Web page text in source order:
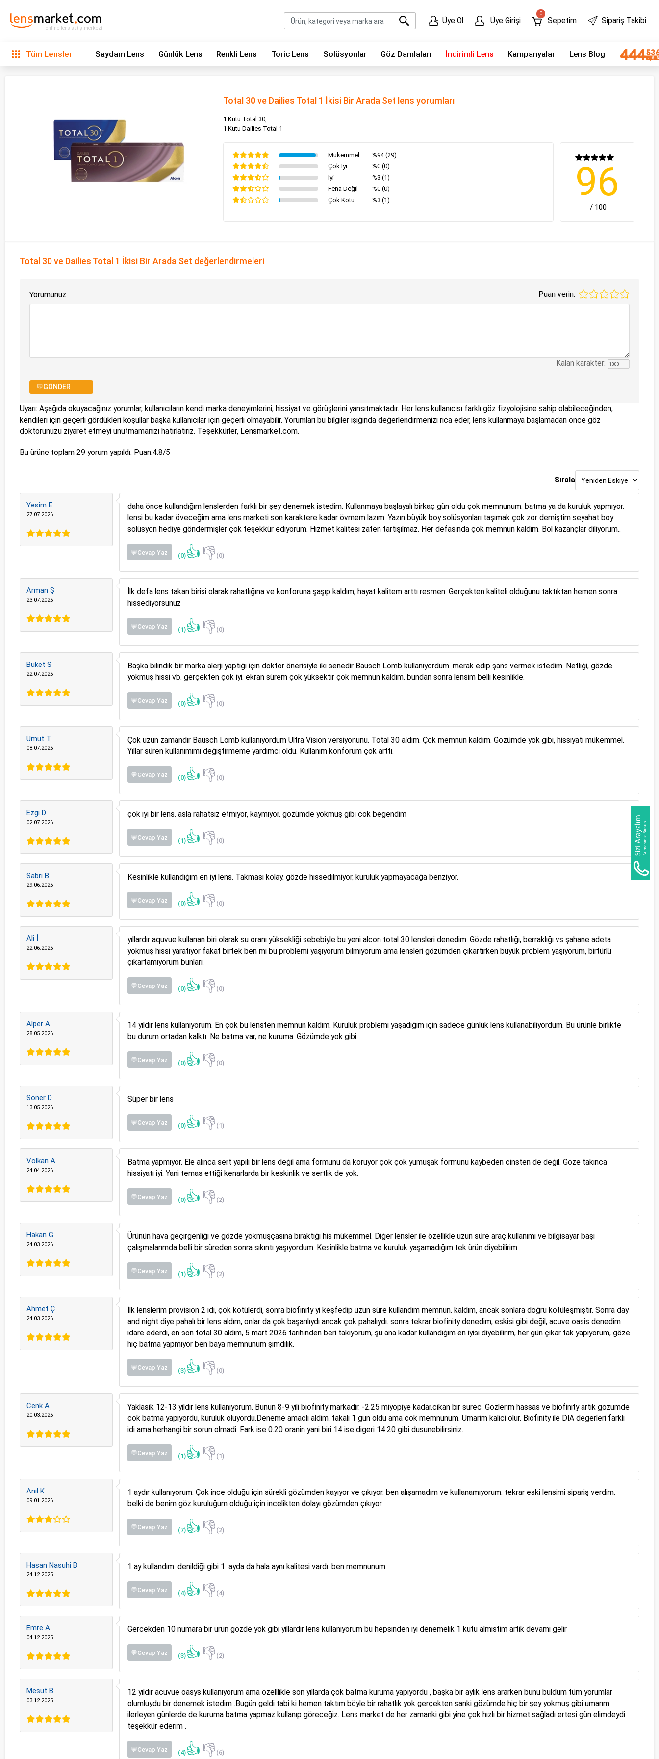
online lens satış merkezi
Üye Ol Üye Girişi
0
Sepetim Sipariş Takibi
Tüm Lensler Saydam Lens Günlük Lens Renkli Lens Toric Lens Solüsyonlar Göz Damlaları İndirimli Lens Kampanyalar Lens Blog
Total 30 ve Dailies Total 1 İkisi Bir Arada Set lens yorumları
1 Kutu Total 30,
1 Kutu Dailies Total 1
Mükemmel
%94 (29)
Çok İyi
%0 (0)
İyi
%3 (1)
Fena Değil
%0 (0)
Çok Kötü
%3 (1) 96
/ 100
Total 30 ve Dailies Total 1 İkisi Bir Arada Set değerlendirmeleri
Yorumunuz Puan verin:
Kalan karakter:
💬GÖNDER
Uyarı: Aşağıda okuyacağınız yorumlar, kullanıcıların kendi marka deneyimlerini, hissiyat ve görüşlerini yansıtmaktadır. Her lens kullanıcısı farklı göz fizyolojisine sahip olabileceğinden,
kendileri için geçerli gördükleri koşullar başka kullanıcılar için geçerli olmayabilir. Yorumları bu bilgiler ışığında değerlendirmenizi rica eder, lens kullanmaya başlamadan önce göz
doktorunuzu ziyaret etmeyi unutmamanızı hatırlatırız. Teşekkürler, Lensmarket.com.
Bu ürüne toplam 29 yorum yapıldı. Puan:4.8/5
Sırala
Yesim E
27.07.2026
daha önce kullandığım lenslerden farklı bir şey denemek istedim. Kullanmaya başlayalı birkaç gün oldu çok memnunum. batma ya da kuruluk yapmıyor.
lensi bu kadar öveceğim ama lens marketi son karaktere kadar övmem lazım. Yazın büyük boy solüsyonları taşımak çok zor demiştim seyahat boy
solüsyon hediye göndermişler çok teşekkür ediyorum. Hizmet kalitesi zaten tartışılmaz. Her defasında çok memnun kaldım. Bol kazançlar diliyorum..
💬Cevap Yaz (0)👍👎 (0)
Arman Ş
23.07.2026
İlk defa lens takan birisi olarak rahatlığına ve konforuna şaşıp kaldım, hayat kalitem arttı resmen. Gerçekten kaliteli olduğunu taktıktan hemen sonra
hissediyorsunuz
💬Cevap Yaz (1)👍👎 (0)
Buket S
22.07.2026
Başka bilindik bir marka alerji yaptığı için doktor önerisiyle iki senedir Bausch Lomb kullanıyordum. merak edip şans vermek istedim. Netliği, gözde
yokmuş hissi vb. gerçekten çok iyi. ekran sürem çok yüksektir çok memnun kaldım. bundan sonra lensim belli kesinlikle.
💬Cevap Yaz (0)👍👎 (0)
Umut T
08.07.2026
Çok uzun zamandır Bausch Lomb kullanıyordum Ultra Vision versiyonunu. Total 30 aldım. Çok memnun kaldım. Gözümde yok gibi, hissiyatı mükemmel.
Yıllar süren kullanımımı değiştirmeme yardımcı oldu. Kullanım konforum çok arttı.
💬Cevap Yaz (0)👍👎 (0)
Ezgi D
02.07.2026
çok iyi bir lens. asla rahatsız etmiyor, kaymıyor. gözümde yokmuş gibi cok begendim
💬Cevap Yaz (1)👍👎 (0)
Sabri B
29.06.2026
Kesinlikle kullandığım en iyi lens. Takması kolay, gözde hissedilmiyor, kuruluk yapmayacağa benziyor.
💬Cevap Yaz (0)👍👎 (0)
Ali İ
22.06.2026
yıllardır aquvue kullanan biri olarak su oranı yüksekliği sebebiyle bu yeni alcon total 30 lensleri denedim. Gözde rahatlığı, berraklığı vs şahane adeta
yokmuş hissi yaratıyor fakat birtek ben mi bu problemi yaşıyorum bilmiyorum ama lensleri gözümden çıkartırken büyük problem yaşıyorum, birtürlü
çıkartamıyorum bunları.
💬Cevap Yaz (0)👍👎 (0)
Alper A
28.05.2026
14 yıldır lens kullanıyorum. En çok bu lensten memnun kaldım. Kuruluk problemi yaşadığım için sadece günlük lens kullanabiliyordum. Bu ürünle birlikte
bu durum ortadan kalktı. Ne batma var, ne kuruma. Gözümde yok gibi.
💬Cevap Yaz (0)👍👎 (0)
Soner D
13.05.2026
Süper bir lens
💬Cevap Yaz (0)👍👎 (1)
Volkan A
24.04.2026
Batma yapmıyor. Ele alınca sert yapılı bir lens değil ama formunu da koruyor çok çok yumuşak formunu kaybeden cinsten de değil. Göze takınca
hissiyatı iyi. Yani temas ettiği kenarlarda bir keskinlik ve sertlik de yok.
💬Cevap Yaz (0)👍👎 (2)
Hakan G
24.03.2026
Ürünün hava geçirgenliği ve gözde yokmuşçasına bıraktığı his mükemmel. Diğer lensler ile özellikle uzun süre araç kullanımı ve bilgisayar başı
çalışmalarımda belli bir süreden sonra sıkıntı yaşıyordum. Kesinlikle batma ve kuruluk yaşamadığım tek ürün diyebilirim.
💬Cevap Yaz (1)👍👎 (2)
Ahmet Ç
24.03.2026
İlk lenslerim provision 2 idi, çok kötülerdi, sonra biofinity yi keşfedip uzun süre kullandım memnun. kaldım, ancak sonlara doğru kötüleşmiştir. Sonra day
and night diye pahalı bir lens aldım, onlar da çok başarılıydı ancak çok pahalıydı. sonra tekrar biofinity denedim, eskisi gibi değil, acuve oasis denedim
idare ederdi, en son total 30 aldım, 5 mart 2026 tarihinden beri takıyorum, şu ana kadar kullandığım en iyisi diyebilirim, her gün çıkar tak yapıyorum, göze
hiç batma yapmıyor ben baya memnunum şimdilik.
💬Cevap Yaz (3)👍👎 (0)
Cenk A
20.03.2026
Yaklasik 12-13 yildir lens kullaniyorum. Bunun 8-9 yili biofinity markadir. -2.25 miyopiye kadar.cikan bir surec. Gozlerim hassas ve biofinity artik gozumde
cok batma yapiyordu, kuruluk oluyordu.Deneme amacli aldim, takali 1 gun oldu ama cok memnunum. Umarim kalici olur. Biofinity ile DIA degerleri farkli
idi ama herhangi bir sorun olmadi. Fark ise 0.20 oranin yani biri 14 ise digeri 14.20 gibi dusunebilirsiniz.
💬Cevap Yaz (1)👍👎 (1)
Anıl K
09.01.2026
1 aydır kullanıyorum. Çok ince olduğu için sürekli gözümden kayıyor ve çıkıyor. ben alışamadım ve kullanamıyorum. tekrar eski lensimi sipariş verdim.
belki de benim göz kuruluğum olduğu için incelikten dolayı gözümden çıkıyor.
💬Cevap Yaz (7)👍👎 (2)
Hasan Nasuhi B
24.12.2025
1 ay kullandım. denildiği gibi 1. ayda da hala aynı kalitesi vardı. ben memnunum
💬Cevap Yaz (4)👍👎 (4)
Emre A
04.12.2025
Gercekden 10 numara bir urun gozde yok gibi yillardir lens kullaniyorum bu hepsinden iyi denemelik 1 kutu almistim artik devami gelir
💬Cevap Yaz (3)👍👎 (2)
Mesut B
03.12.2025
12 yıldır acuvue oasys kullanıyorum ama özelllikle son yıllarda çok batma kuruma yapıyordu , başka bir aylık lens ararken bunu buldum tüm yorumlar
olumluydu bir denemek istedim .Bugün geldi tabi ki hemen taktım böyle bir rahatlık yok gerçekten sanki gözümde hiç bir şey yokmuş gibi umarım
ilerleyen günlerde de kuruma batma yapmaz kullanıp göreceğiz. Lens market de her zamanki gibi yine çok hızlı bir hizmet sağladı ertesi gün elimdeydi
teşekkür ederim .
💬Cevap Yaz (4)👍👎 (6)